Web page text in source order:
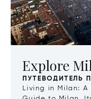
Explore
ПУТЕВОДИТЕЛЬ
Living in Milan: